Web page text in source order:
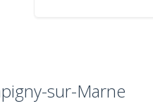
sur-Marne